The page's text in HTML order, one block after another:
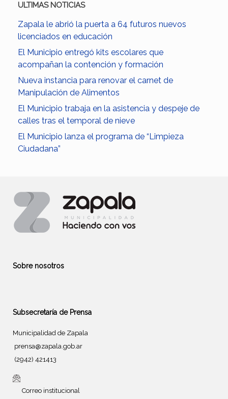
ULTIMAS NOTICIAS
Zapala le abrió la puerta a 64 futuros nuevos
licenciados en educación
El Municipio entregó kits escolares que
acompañan la contención y formación
Nueva instancia para renovar el carnet de
Manipulación de Alimentos
El Municipio trabaja en la asistencia y despeje de
calles tras el temporal de nieve
El Municipio lanza el programa de “Limpieza
Ciudadana”
Sobre nosotros
Subsecretaría de Prensa
Municipalidad de Zapala
prensa@zapala.gob.ar
(2942) 421413
Correo institucional